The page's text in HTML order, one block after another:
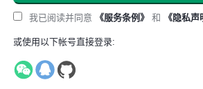
我已阅读并同意 《服务条例》 和 《隐私声
或使用以下帐号直接登录: